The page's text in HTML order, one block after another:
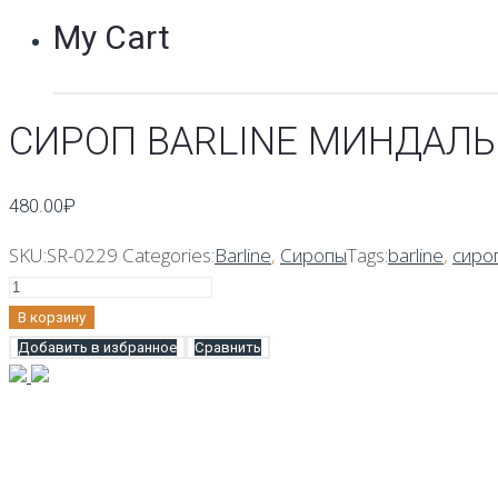
My Cart
СИРОП BARLINE
480.00₽
SKU:SR-0229 Categories:Barline, СиропыTags:barline,
Количество
Сироп
Barline
Миндаль
В корзину
Добавить в избранное
Сравнить